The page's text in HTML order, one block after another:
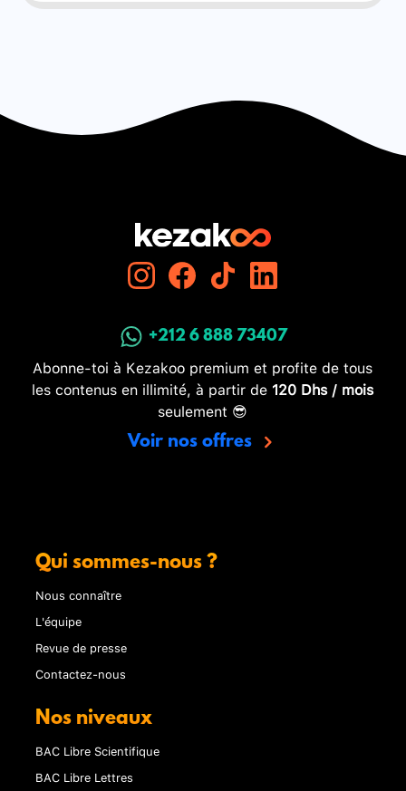
+212 6 888 73407
Abonne-toi à Kezakoo premium et profite de tous
les contenus en illimité, à partir de 120 Dhs / mois
seulement 😎
Voir nos offres
Qui sommes-nous ?
Nous connaître
L'équipe
Revue de presse
Contactez-nous
Nos niveaux
BAC Libre Scientifique
BAC Libre Lettres